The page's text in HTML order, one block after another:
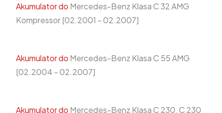
Akumulator do Mercedes-Benz Klasa C 32 AMG
Kompressor [02.2001 - 02.2007]
Akumulator do Mercedes-Benz Klasa C 55 AMG
[02.2004 - 02.2007]
Akumulator do Mercedes-Benz Klasa C 230, C 230